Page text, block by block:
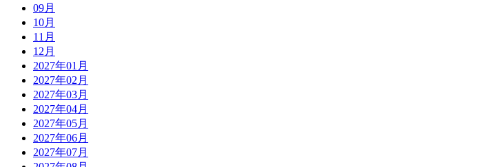
09月
10月
11月
12月
2027年01月
2027年02月
2027年03月
2027年04月
2027年05月
2027年06月
2027年07月